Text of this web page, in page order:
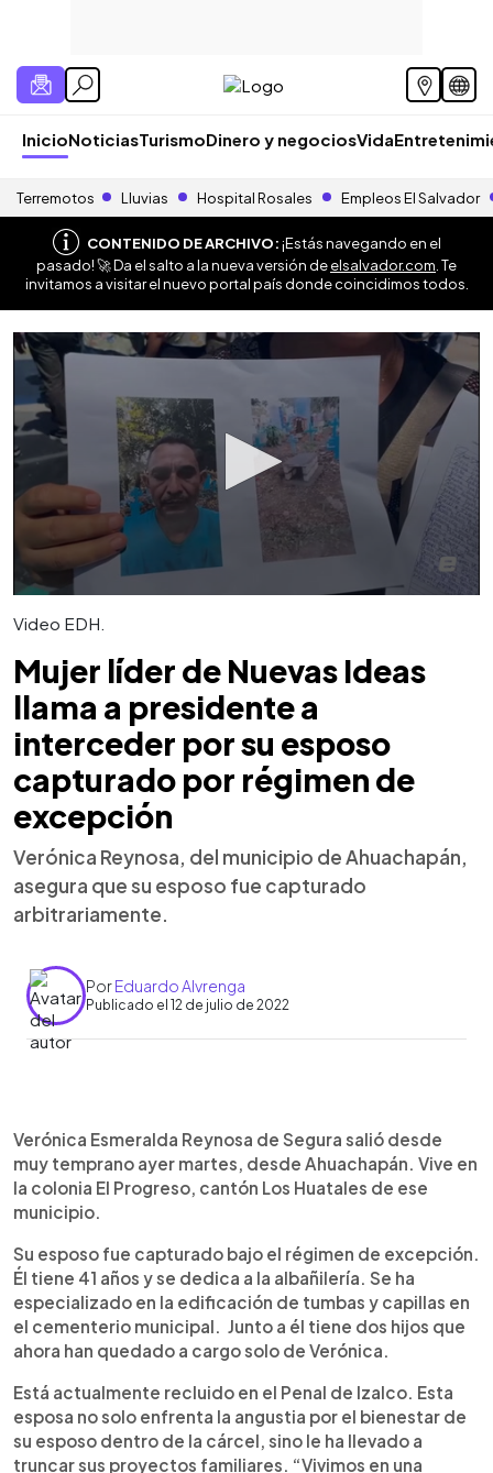
InicioNoticiasTurismoDinero y negociosVida
Terremotos Lluvias Hospital Rosales Empleos El Salvador
CONTENIDO DE ARCHIVO:¡Estás navegando en el
pasado! 🚀 Da el salto a la nueva versión deelsalvador.com . Te
invitamos a visitar el nuevo portal país donde coincidimos todos.
Video EDH.
Mujer líder de Nuevas Ideas
llama a presidente a
interceder por su esposo
capturado por régimen de
excepción
Verónica Reynosa, del municipio de Ahuachapán,
asegura que su esposo fue capturado
arbitrariamente.
PorEduardo Alvrenga
Publicado el 12 de julio de 2022
► Escuchar artículo
Verónica Esmeralda Reynosa de Segura salió desde
muy temprano ayer martes, desde Ahuachapán. Vive en
la colonia El Progreso, cantón Los Huatales de ese
municipio.
Su esposo fue capturado bajo el régimen de excepción.
Él tiene 41 años y se dedica a la albañilería. Se ha
especializado en la edificación de tumbas y capillas en
el cementerio municipal. Junto a él tiene dos hijos que
ahora han quedado a cargo solo de Verónica.
Está actualmente recluido en el Penal de Izalco. Esta
esposa no solo enfrenta la angustia por el bienestar de
su esposo dentro de la cárcel, sino le ha llevado a
truncar sus proyectos familiares. “Vivimos en una